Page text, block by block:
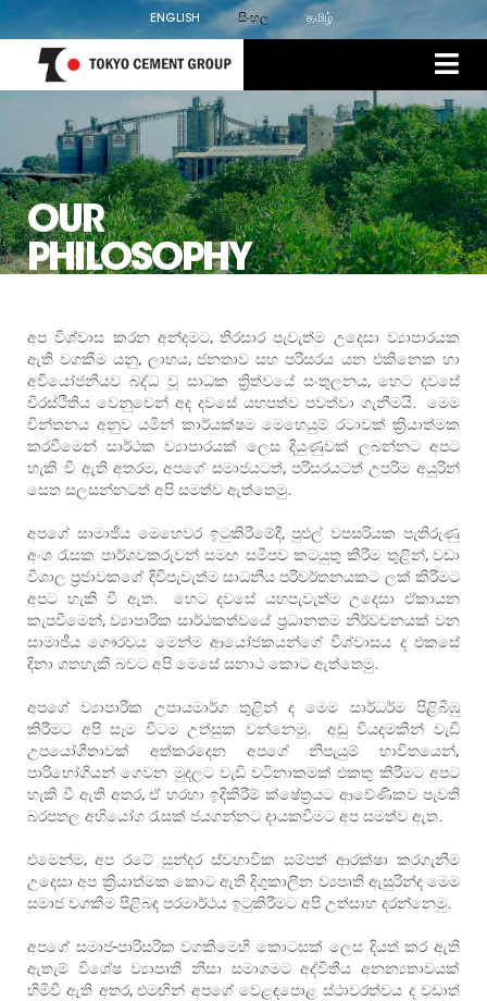
ENGLISH සිංහල தமிழ்
OUR
PHILOSOPHY
අප විශ්වාස කරන අන්දමට, තිරසාර පැවැත්ම උදෙසා ව්‍යාපාරයක
ඇති වගකීම යනු, ලාභය, ජනතාව සහ පරිසරය යන එකිනෙක හා
අවියෝජනීයව බද්ධ වූ සාධක ත්‍රිත්වයේ සංතුලනය, හෙට දවසේ
චිරස්ථිතිය වෙනුවෙන් අද දවසේ යහපත්ව පවත්වා ගැනීමයි. මෙම
චින්තනය අනුව යමින් කාර්යක්ෂම මෙහෙයුම් රටාවක් ක්‍රියාත්මක
කරවීමෙන් සාර්ථක ව්‍යාපාරයක් ලෙස දියුණුවක් ලබන්නට අපට
හැකි වී ඇති අතරම, අපගේ සමාජයටත්, පරිසරයටත් උපරිම අයුරින්
සෙත සලසන්නටත් අපි සමත්ව ඇත්තෙමු.
අපගේ සාමාජීය මෙහෙවර ඉටුකිරීමේදී, පුළුල් වපසරියක පැතිරුණු
අංශ රැසක පාර්ශවකරුවන් සමඟ සමීපව කටයුතු කිරීම තුළින්, වඩා
විශාල ප්‍රජාවකගේ දිවිපැවැත්ම සාධනීය පරිවර්තනයකට ලක් කිරීමට
අපට හැකි වී ඇත. හෙට දවසේ යහපැවැත්ම උදෙසා ඒකායන
කැපවීමෙන්, ව්‍යාපාරික සාර්ථකත්වයේ ප්‍රධානතම නිර්වචනයක් වන
සාමාජීය ගෞරවය මෙන්ම ආයෝජකයන්ගේ විශ්වාසය ද එකසේ
දිනා ගතහැකි බවට අපි මෙසේ සනාථ කොට ඇත්තෙමු.
අපගේ ව්‍යාපාරික උපායමාර්ග තුළින් ද මෙම සාර්ධර්ම පිළිබිඹු
කිරීමට අපි සෑම විටම උත්සුක වන්නෙමු. අඩු වියදමකින් වැඩි
උපයෝගීතාවක් අත්කරදෙන අපගේ නිපැයුම් භාවිතයෙන්,
පාරිභෝගියන් ගෙවන මුදලට වැඩි වටිනාකමක් එකතු කිරීමට අපට
හැකි වී ඇති අතර, ඒ හරහා ඉදිකිරීම් ක්ෂේත්‍රයට ආවේණිකව පැවති
බරපතල අභියෝග රැසක් ජයගන්නට දායකවීමට අප සමත්ව ඇත.
එමෙන්ම, අප රටේ සුන්දර ස්වභාවික සම්පත් ආරක්ෂා කරගැනීම
උදෙසා අප ක්‍රියාත්මක කොට ඇති දිගුකාලීන ව්‍යපෘති ඇසුරින්ද මෙම
සමාජ වගකීම පිළිබඳ පරමාර්ථය ඉටුකිරීමට අපි උත්සාහ දරන්නෙමු.
අපගේ සමාජ-පාරිසරික වගකීමෙහි කොටසක් ලෙස දියත් කර ඇති
ඇතැම් විශේෂ ව්‍යාපෘති නිසා සමාගමට අද්විතීය අනන්‍යතාවයක්
හිමිවී ඇති අතර, එමඟින් අපගේ වෙළඳපොළ ස්ථාවරත්වය ද වඩාත්